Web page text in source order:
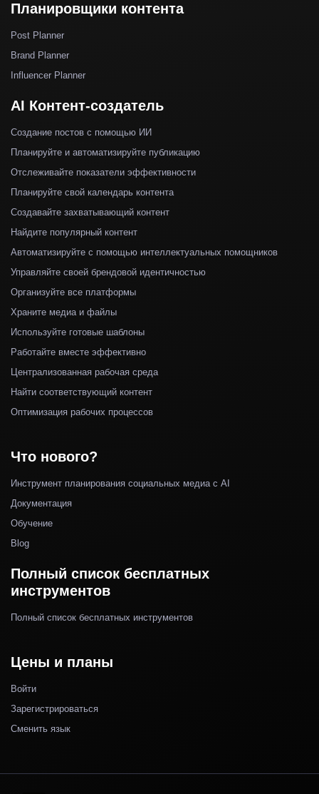
Планировщики контента
Post Planner
Brand Planner
Influencer Planner
AI Контент-создатель
Создание постов с помощью ИИ
Планируйте и автоматизируйте публикацию
Отслеживайте показатели эффективности
Планируйте свой календарь контента
Создавайте захватывающий контент
Найдите популярный контент
Автоматизируйте с помощью интеллектуальных помощников
Управляйте своей брендовой идентичностью
Организуйте все платформы
Храните медиа и файлы
Используйте готовые шаблоны
Работайте вместе эффективно
Централизованная рабочая среда
Найти соответствующий контент
Оптимизация рабочих процессов
Что нового?
Инструмент планирования социальных медиа с AI
Документация
Обучение
Blog
Полный список бесплатных
инструментов
Полный список бесплатных инструментов
Цены и планы
Войти
Зарегистрироваться
Сменить язык